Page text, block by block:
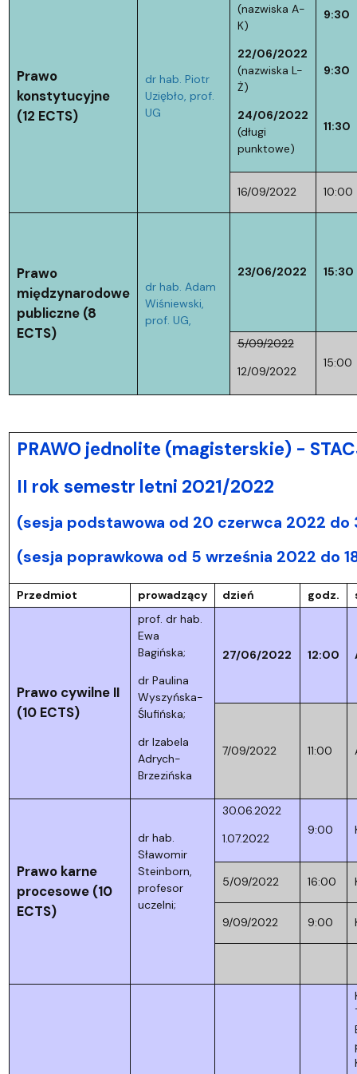
Prawo
konstytucyjne
(12 ECTS)
dr hab. Piotr
Uziębło, prof.
UG
(nazwiska A-
K)
22/06/2022
(nazwiska L-
Ż)
24/06/2022
(długi
punktowe)
9:30
9:30
11:30
16/09/2022 10:00
Prawo
międzynarodowe
publiczne (8
ECTS)
dr hab. Adam
Wiśniewski,
prof. UG,
23/06/2022 15:30
5/09/2022
12/09/2022
15:00
PRAWO jednolite (magisterskie) -
II rok semestr letni 2021/2022
(sesja podstawowa od 20 czerwca 2022 do
(sesja poprawkowa od 5 września 2022 do
Przedmiot prowadzący dzień godz.
Prawo cywilne II
(10 ECTS)
prof. dr hab.
Ewa
Bagińska;
dr Paulina
Wyszyńska-
Ślufińska;
dr Izabela
Adrych-
Brzezińska
27/06/2022 12:00
7/09/2022 11:00
Prawo karne
procesowe (10
ECTS)
dr hab.
Sławomir
Steinborn,
profesor
uczelni;
30.06.2022
1.07.2022
9:00
5/09/2022 16:00
9/09/2022 9:00